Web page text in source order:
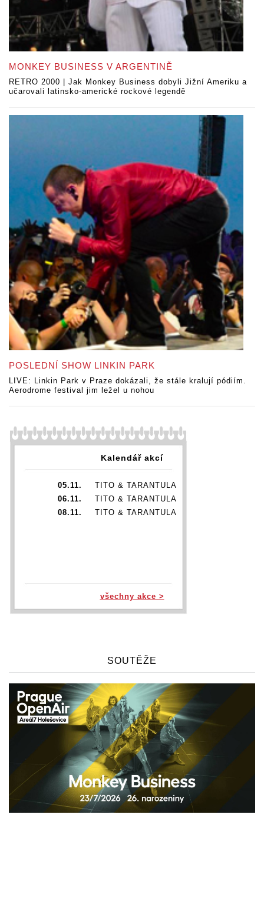
MONKEY BUSINESS V ARGENTINĚ
RETRO 2000 | Jak Monkey Business dobyli Jižní Ameriku a
učarovali latinsko-americké rockové legendě
POSLEDNÍ SHOW LINKIN PARK
LIVE: Linkin Park v Praze dokázali, že stále kralují pódiím.
Aerodrome festival jim ležel u nohou
Kalendář akcí
05.11.
TITO & TARANTULA
06.11.
TITO & TARANTULA
08.11.
TITO & TARANTULA
všechny akce >
SOUTĚŽE